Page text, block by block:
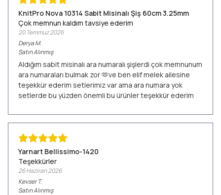
KnitPro Nova 10314 Sabit Misinalı Şiş 60cm 3.25mm
Çok memnun kaldım tavsiye ederim
20 Temmuz 2026
DeryaM.
Satın Alınmış
Aldığım sabit misinalı ara numaralı şişlerdi çok memnunum
ara numaraları bulmak zor 🫶ve ben elif melek ailesine
teşekkür ederim setlerimiz var ama ara numara yok
setlerde bu yüzden önemli bu ürünler teşekkür ederim
Yarnart Bellissimo-1420
Teşekkürler
26 Haziran 2026
Kevser T.
Satın Alınmış